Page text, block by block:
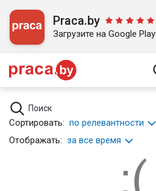
Praca.by
Загрузите на Google Play
Поиск
Сортировать: по релевантности
Отображать: за все время